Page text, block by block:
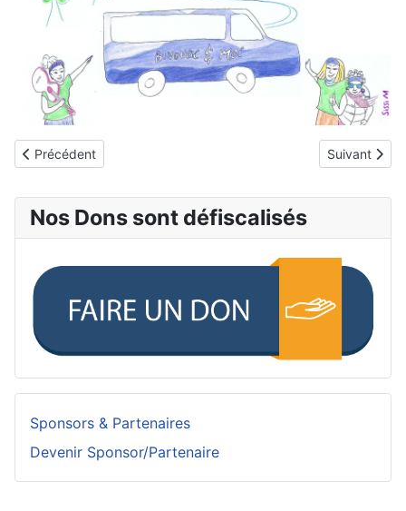
Article précédent : Coin citations
Précédent Article
Suivant
Nos Dons sont défiscalisés
Sponsors & Partenaires
Devenir Sponsor/Partenaire